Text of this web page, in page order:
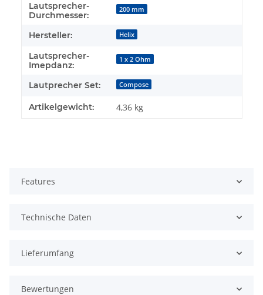
Produkteigenschaft
Wert
Lautsprecher-
Durchmesser:
200 mm
Hersteller: Helix
Lautsprecher-
Imepdanz:
1 x 2 Ohm
Lautprecher Set: Compose
Artikelgewicht: 4,36 kg
Features
Technische Daten
Lieferumfang
Bewertungen